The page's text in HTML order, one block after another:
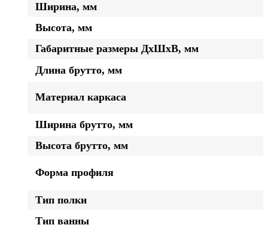
Ширина, мм
Высота, мм
Габаритные размеры ДхШхВ, мм
Длина брутто, мм
Материал каркаса
Ширина брутто, мм
Высота брутто, мм
Форма профиля
Тип полки
Тип ванны